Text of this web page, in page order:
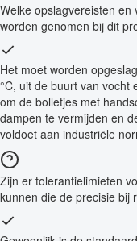
Welke opslagvereisten
worden genomen bij dit
Het moet worden
°C, uit de buurt van vocht
om de bolletjes met
dampen te vermijden en
voldoet aan industriële
Zijn er tolerantielimieten
kunnen die de precisie bij